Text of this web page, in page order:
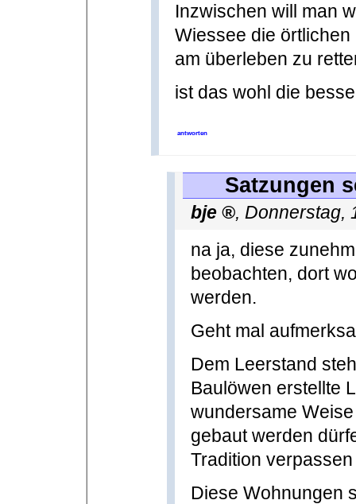
Inzwischen will man
Wiessee die
am überleben zu
ist das wohl die
antworten
Satzungen
bje , Donnerstag,
na ja, diese
beobachten, dort
werden.
Geht mal
Dem Leerstand
Baulöwen erstellte
wundersame
gebaut werden
Tradition
Diese Wohnungen